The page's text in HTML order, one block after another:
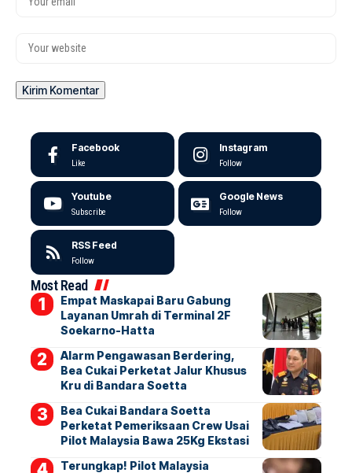
Facebook
Like
Instagram
Follow
Youtube
Subscribe
Google News
Follow
RSS Feed
Follow
Most Read
Empat Maskapai Baru Gabung
Layanan Umrah di Terminal 2F
Soekarno-Hatta
Alarm Pengawasan Berdering,
Bea Cukai Perketat Jalur Khusus
Kru di Bandara Soetta
Bea Cukai Bandara Soetta
Perketat Pemeriksaan Crew Usai
Pilot Malaysia Bawa 25Kg Ekstasi
Terungkap! Pilot Malaysia